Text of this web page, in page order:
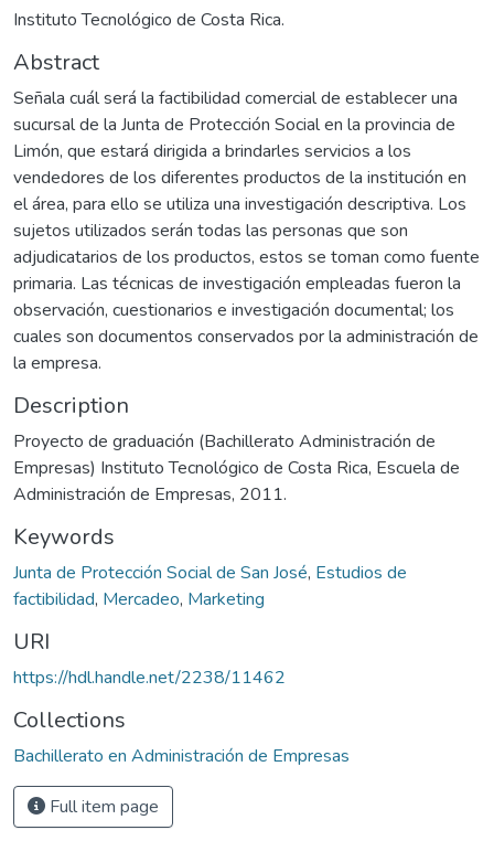
Instituto Tecnológico de Costa Rica.
Abstract
Señala cuál será la factibilidad comercial de establecer una
sucursal de la Junta de Protección Social en la provincia de
Limón, que estará dirigida a brindarles servicios a los
vendedores de los diferentes productos de la institución en
el área, para ello se utiliza una investigación descriptiva. Los
sujetos utilizados serán todas las personas que son
adjudicatarios de los productos, estos se toman como fuente
primaria. Las técnicas de investigación empleadas fueron la
observación, cuestionarios e investigación documental; los
cuales son documentos conservados por la administración de
la empresa.
Description
Proyecto de graduación (Bachillerato Administración de
Empresas) Instituto Tecnológico de Costa Rica, Escuela de
Administración de Empresas, 2011.
Keywords
Junta de Protección Social de San José, Estudios de
factibilidad, Mercadeo, Marketing
URI
https://hdl.handle.net/2238/11462
Collections
Bachillerato en Administración de Empresas
Full item page